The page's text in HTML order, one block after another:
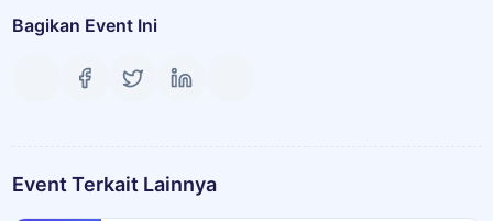
Bagikan Event Ini
Event Terkait Lainnya